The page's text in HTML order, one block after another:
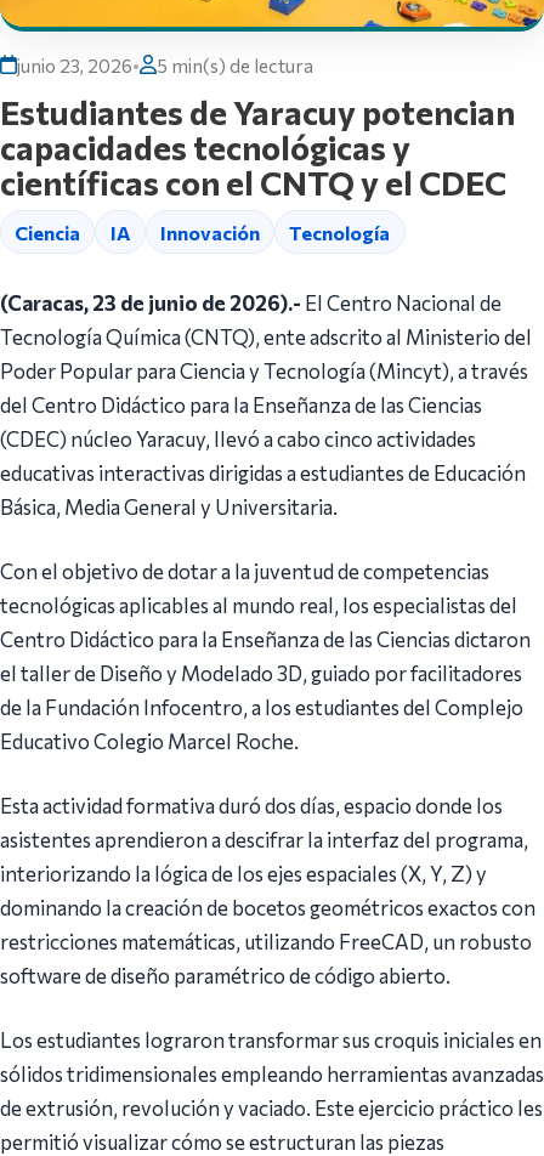
junio 23, 2026• 5 min(s) de lectura
Estudiantes de Yaracuy potencian
capacidades tecnológicas y
científicas con el CNTQ y el CDEC
Ciencia IA Innovación Tecnología
(Caracas, 23 de junio de 2026).- El Centro Nacional de
Tecnología Química (CNTQ), ente adscrito al Ministerio del
Poder Popular para Ciencia y Tecnología (Mincyt), a través
del Centro Didáctico para la Enseñanza de las Ciencias
(CDEC) núcleo Yaracuy, llevó a cabo cinco actividades
educativas interactivas dirigidas a estudiantes de Educación
Básica, Media General y Universitaria.
Con el objetivo de dotar a la juventud de competencias
tecnológicas aplicables al mundo real, los especialistas del
Centro Didáctico para la Enseñanza de las Ciencias dictaron
el taller de Diseño y Modelado 3D, guiado por facilitadores
de la Fundación Infocentro, a los estudiantes del Complejo
Educativo Colegio Marcel Roche.
Esta actividad formativa duró dos días, espacio donde los
asistentes aprendieron a descifrar la interfaz del programa,
interiorizando la lógica de los ejes espaciales (X, Y, Z) y
dominando la creación de bocetos geométricos exactos con
restricciones matemáticas, utilizando FreeCAD, un robusto
software de diseño paramétrico de código abierto.
Los estudiantes lograron transformar sus croquis iniciales en
sólidos tridimensionales empleando herramientas avanzadas
de extrusión, revolución y vaciado. Este ejercicio práctico les
permitió visualizar cómo se estructuran las piezas